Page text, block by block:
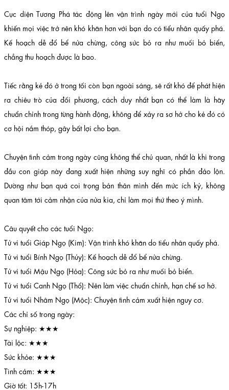
Cục diện Tương Phá tác động lên vận trình ngày mới của tuổi Ngọ
khiến mọi việc trở nên khó khăn hơn với bạn do có tiểu nhân quấy phá.
Kế hoạch dễ đổ bể nửa chừng, công sức bỏ ra như muối bỏ biển,
chẳng thu hoạch được là bao.
Tiếc rằng kẻ đó ở trong tối còn bạn ngoài sáng, sẽ rất khó để phát hiện
ra chiêu trò của đối phương, cách duy nhất bạn có thể làm là hãy
chuẩn chỉnh trong từng hành động, không để xảy ra sơ hở cho kẻ đó có
cơ hội nắm thóp, gây bất lợi cho bạn.
Chuyện tình cảm trong ngày cũng không thể chủ quan, nhất là khi trong
đầu con giáp này đang xuất hiện những suy nghĩ có phần đảo lộn.
Dường như bạn quá coi trọng bản thân mình đến mức ích kỷ, không
quan tâm tới cảm nhận của nửa kia, chỉ làm mọi thứ theo ý mình.
Câu quyết cho các tuổi Ngọ:
Tử vi tuổi Giáp Ngọ (Kim): Vận trình khó khăn do tiểu nhân quấy phá.
Tử vi tuổi Bính Ngọ (Thủy): Kế hoạch dễ đổ bể nửa chừng.
Tử vi tuổi Mậu Ngọ (Hỏa): Công sức bỏ ra như muối bỏ biển.
Tử vi tuổi Canh Ngọ (Thổ): Nên làm việc chuẩn chỉnh, hạn chế sơ hở.
Tử vi tuổi Nhâm Ngọ (Mộc): Chuyện tình cảm xuất hiện nguy cơ.
Các chỉ số trong ngày:
Sự nghiệp: ★★★
Tài lộc: ★★★
Sức khỏe: ★★★
Tình cảm: ★★★
Giờ tốt: 15h-17h